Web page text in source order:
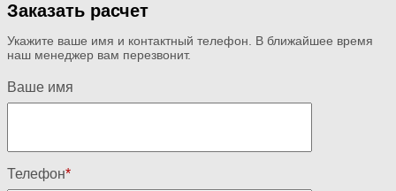
Заказать расчет
Укажите ваше имя и контактный телефон. В ближайшее время
наш менеджер вам перезвонит.
Ваше имя
Телефон*